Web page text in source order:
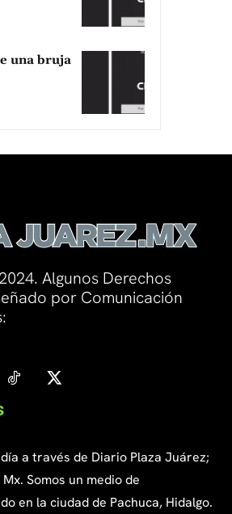
una bruja
Algunos Derechos
por Comunicación
a través de Diario Plaza Juárez;
Somos un medio de
en la ciudad de Pachuca, Hidalgo.